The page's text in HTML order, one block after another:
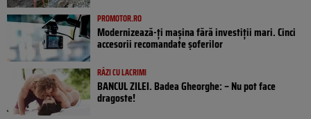
PROMOTOR.RO
Modernizează-ți mașina fără investiții mari. Cinci
accesorii recomandate șoferilor
RÂZI CU LACRIMI
BANCUL ZILEI. Badea Gheorghe: – Nu pot face
dragoste!